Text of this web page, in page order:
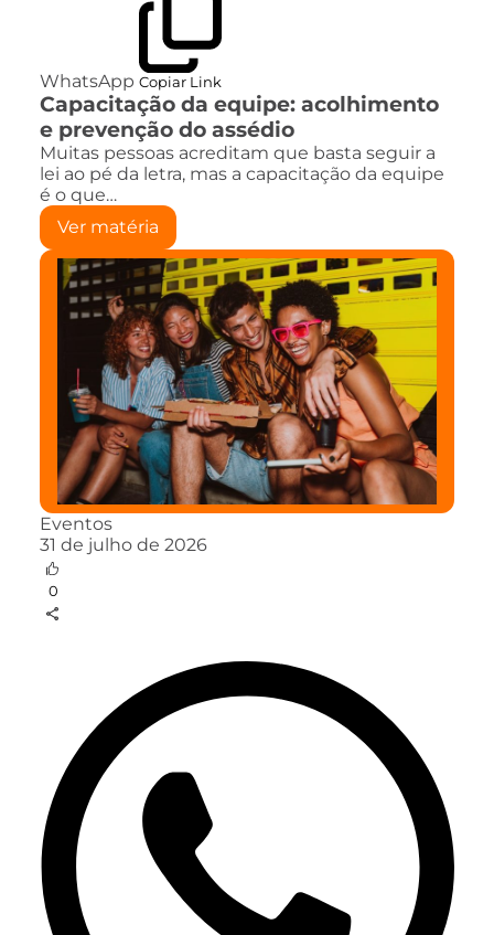
WhatsApp Copiar Link
Capacitação da equipe: acolhimento
e prevenção do assédio
Muitas pessoas acreditam que basta seguir a
lei ao pé da letra, mas a capacitação da equipe
é o que…
Ver matéria
Eventos
31 de julho de 2026
0